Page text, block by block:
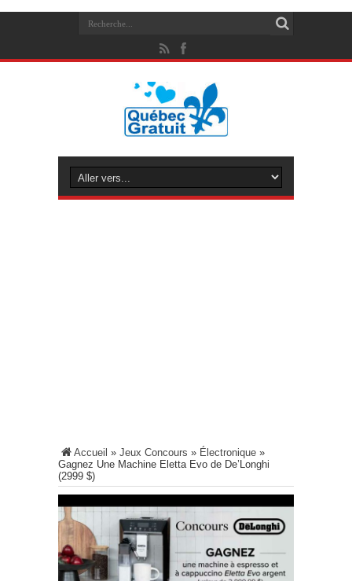
Accueil » Jeux Concours » Électronique »
Gagnez Une Machine Eletta Evo de De’Longhi
(2999 $)